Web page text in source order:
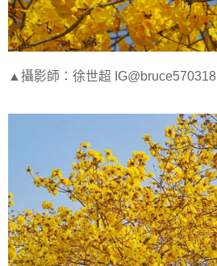
▲攝影師：徐世超 IG@bruce570318